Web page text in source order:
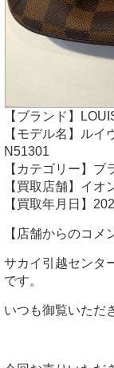
【ブランド】
【モデル名】ル
N51301
【カテゴリー】ブ
【買取店舗】イオ
【買取年月日】
【店舗からのコメ
サカイ引越センタ
です。
いつも御覧いただ